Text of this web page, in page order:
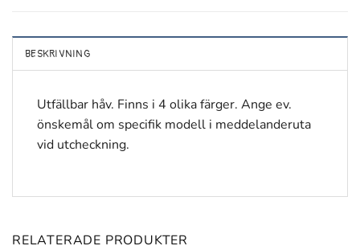
BESKRIVNING
Utfällbar håv. Finns i 4 olika färger. Ange ev.
önskemål om specifik modell i meddelanderuta
vid utcheckning.
RELATERADE PRODUKTER